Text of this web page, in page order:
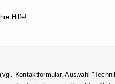
Hilfe!
Kontaktformular, Auswahl